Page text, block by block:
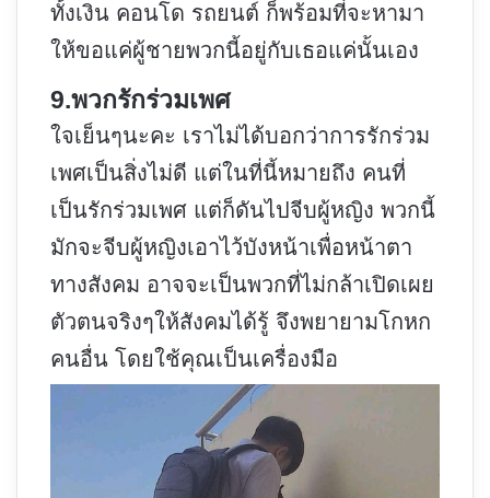
ทั้งเงิน คอนโด รถยนต์ ก็พร้อมที่จะหามา
ให้ขอแค่ผู้ชายพวกนี้อยู่กับเธอแค่นั้นเอง
9.พวกรักร่วมเพศ
ใจเย็นๆนะคะ เราไม่ได้บอกว่าการรักร่วม
เพศเป็นสิ่งไม่ดี แต่ในที่นี้หมายถึง คนที่
เป็นรักร่วมเพศ แต่ก็ดันไปจีบผู้หญิง พวกนี้
มักจะจีบผู้หญิงเอาไว้บังหน้าเพื่อหน้าตา
ทางสังคม อาจจะเป็นพวกที่ไม่กล้าเปิดเผย
ตัวตนจริงๆให้สังคมได้รู้ จึงพยายามโกหก
คนอื่น โดยใช้คุณเป็นเครื่องมือ